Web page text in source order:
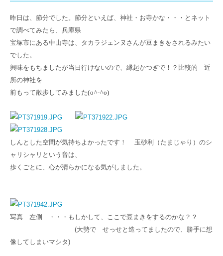
昨日は、節分でした。節分といえば、神社・お寺かな・・・とネット
で調べてみたら、兵庫県
宝塚市にある中山寺は、タカラジェンヌさんが豆まきをされるみたい
でした。
興味をもちましたが当日行けないので、縁起かつぎで！？比較的 近
所の神社を
前もって散歩してみました(o^-^o)
しんとした空間が気持ちよかったです！ 玉砂利（たまじゃり）のシ
ャリシャリという音は、
歩くごとに、心が清らかになる気がしました。
写真 左側 ・・・もしかして、ここで豆まきをするのかな？？
(大勢で せっせと造ってましたので、勝手に想
像してしまいマシタ)